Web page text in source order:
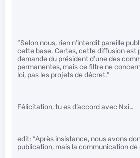
“Selon nous, rien n’interdit pareille
cette base. Certes, cette diffusion est
demande du président d’une des
permanentes, mais ce filtre ne
loi, pas les projets de décret.”
Félicitation, tu es d’accord avec Nxi…
edit: “Après insistance, nous avons
publication, mais la communication de